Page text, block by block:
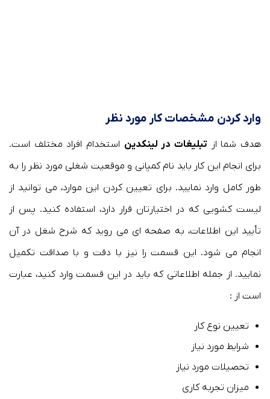
وارد کردن مشخصات کار مورد نظر
هدف شما از تبلیغات در لینکدین استخدام افراد مختلف است.
برای انجام این کار باید نام کمپانی و موقعیت شغلی مورد نظر را به
طور کامل وارد نمایید. برای تعیین کردن این موارد، می توانید از
لیست کشویی که در اختیارتان قرار دارد، استفاده کنید. پس از
تأیید این اطلاعات، به صفحه ای می روید که شرح شغل در آن
انجام می شود. این قسمت را نیز با دقت و با صداقت تکمیل
نمایید. از جمله اطلاعاتی که باید در این قسمت وارد کنید، عبارت
است از :
تعیین نوع کار
شرایط مورد نیاز
تحصیلات مورد نیاز
میزان تجربه کاری